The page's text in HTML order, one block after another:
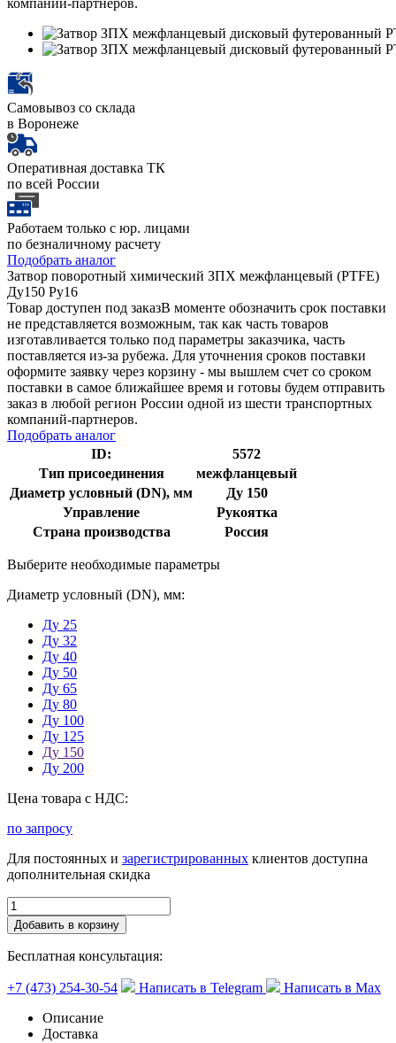
компаний-партнеров.
Самовывоз со склада
в Воронеже
Оперативная доставка ТК
по всей России
Работаем только с юр. лицами
по безналичному расчету
Подобрать аналог
Затвор поворотный химический ЗПХ межфланцевый (PTFE)
Ду150 Ру16
Товар доступен под заказВ моменте обозначить срок поставки
не представляется возможным, так как часть товаров
изготавливается только под параметры заказчика, часть
поставляется из-за рубежа. Для уточнения сроков поставки
оформите заявку через корзину - мы вышлем счет со сроком
поставки в самое ближайшее время и готовы будем отправить
заказ в любой регион России одной из шести транспортных
компаний-партнеров.
Подобрать аналог
ID:
5572
Тип присоединения
межфланцевый
Диаметр условный (DN), мм
Ду 150
Управление
Рукоятка
Страна производства
Россия
Выберите необходимые параметры
Диаметр условный (DN), мм:
Ду 25
Ду 32
Ду 40
Ду 50
Ду 65
Ду 80
Ду 100
Ду 125
Ду 150
Ду 200
Цена товара с НДС:
по запросу
Для постоянных и зарегистрированных клиентов доступна
дополнительная скидка
Добавить в корзину
Бесплатная консультация:
+7 (473) 254-30-54 Написать в Telegram
Написать в Max
Описание
Доставка